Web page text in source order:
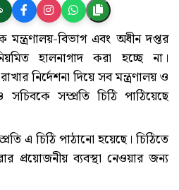
বিভাগ এবং অধীন দপ্তর
হালনাগাদ করা হচ্ছে না।
নির্দেশনা দিয়ে সব মন্ত্রণালয় ও
সম্প্রতি চিঠি পাঠিয়েছে
এ চিঠি পাঠানো হয়েছে। চিঠিতে
প্রয়োজনীয় ব্যবস্থা নেওয়ার জন্য